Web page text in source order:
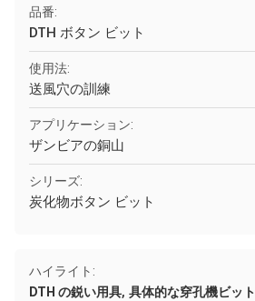
品番:
DTH ボタン ビット
使用法:
送風穴の訓練
アプリケーション:
ザンビアの銅山
シリーズ:
炭化物ボタン ビット
ハイライト:
DTH の鋭い用具, 具体的な穿孔機ビット